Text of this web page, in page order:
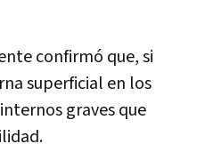
confirmó que, si
superficial en los
graves que